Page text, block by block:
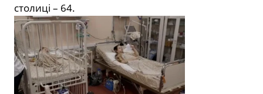
столиці – 64.